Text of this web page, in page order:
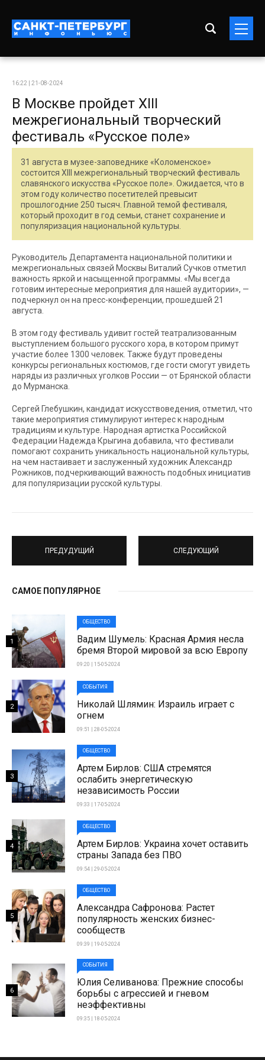
16:22 | 21-08-2024
В Москве пройдет XIII
межрегиональный творческий
фестиваль «Русское поле»
31 августа в музее-заповеднике «Коломенское»
состоится XIII межрегиональный творческий фестиваль
славянского искусства «Русское поле». Ожидается, что в
этом году количество посетителей превысит
прошлогодние 250 тысяч. Главной темой фестиваля,
который проходит в год семьи, станет сохранение и
популяризация национальной культуры.
Руководитель Департамента национальной политики и
межрегиональных связей Москвы Виталий Сучков отметил
важность яркой и насыщенной программы. «Мы всегда
готовим интересные мероприятия для нашей аудитории», —
подчеркнул он на пресс-конференции, прошедшей 21
августа.
В этом году фестиваль удивит гостей театрализованным
выступлением большого русского хора, в котором примут
участие более 1300 человек. Также будут проведены
конкурсы региональных костюмов, где гости смогут увидеть
наряды из различных уголков России — от Брянской области
до Мурманска.
Сергей Глебушкин, кандидат искусствоведения, отметил, что
такие мероприятия стимулируют интерес к народным
традициям и культуре. Народная артистка Российской
Федерации Надежда Крыгина добавила, что фестивали
помогают сохранить уникальность национальной культуры,
на чем настаивает и заслуженный художник Александр
Рожников, подчеркивающий важность подобных инициатив
для популяризации русской культуры.
ПРЕДУДУЩИЙ СЛЕДУЮЩИЙ
САМОЕ ПОПУЛЯРНОЕ
ОБЩЕСТВО
Вадим Шумель: Красная Армия несла
бремя Второй мировой за всю Европу
09:20 | 15-05-2024
1
СОБЫТИЯ
Николай Шлямин: Израиль играет с
огнем
09:51 | 28-05-2024
2
ОБЩЕСТВО
Артем Бирлов: США стремятся
ослабить энергетическую
независимость России
09:33 | 17-05-2024
3
ОБЩЕСТВО
Артем Бирлов: Украина хочет оставить
страны Запада без ПВО
09:54 | 29-05-2024
4
ОБЩЕСТВО
Александра Сафронова: Растет
популярность женских бизнес-
сообществ
09:39 | 19-05-2024
5
СОБЫТИЯ
Юлия Селиванова: Прежние способы
борьбы с агрессией и гневом
неэффективны
09:35 | 18-05-2024
6